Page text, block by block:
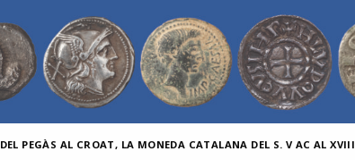
DEL PEGÀS AL CROAT, LA MONEDA CATALANA DEL S. V AC AL XVIII